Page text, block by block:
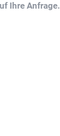
Ihre Anfrage.